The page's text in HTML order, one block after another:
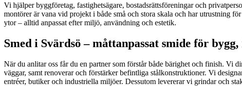
Vi hjälper byggföretag, fastighetsägare, bostadsrättsföreningar och
montörer är vana vid projekt i både små och stora skala och har utrustning
ytor – alltid anpassat efter miljö, användning och estetik.
Smed i Svärdsö – måttanpassat smide för
När du anlitar oss får du en partner som förstår både bärighet och finish. Vi
väggar, samt renoverar och förstärker befintliga stålkonstruktioner. Vi
entréer, butiker och industriella miljöer. Dessutom levererar vi grindar och